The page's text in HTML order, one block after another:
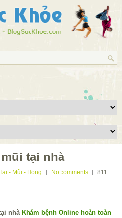
tại nhà
Tai - Mũi - Họng No comments
811
Khám bệnh Online hoàn toàn